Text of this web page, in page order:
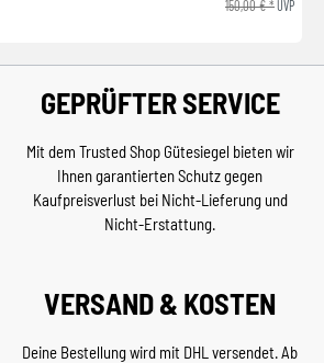
150,00 € *UVP
GEPRÜFTER SERVICE
Mit dem Trusted Shop Gütesiegel bieten wir
Ihnen garantierten Schutz gegen
Kaufpreisverlust bei Nicht-Lieferung und
Nicht-Erstattung.
VERSAND & KOSTEN
Deine Bestellung wird mit DHL versendet. Ab